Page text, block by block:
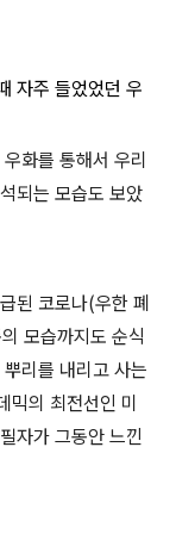
자주 들었었던 우
화를 통해서 우리
되는 모습도 보았
된 코로나(우한 폐
모습까지도 순식
리를 내리고 사는
믹의 최전선인 미
자가 그동안 느낀